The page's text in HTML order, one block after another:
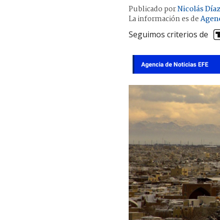
Publicado porNicolás Díaz
La información es de
Seguimos criterios de